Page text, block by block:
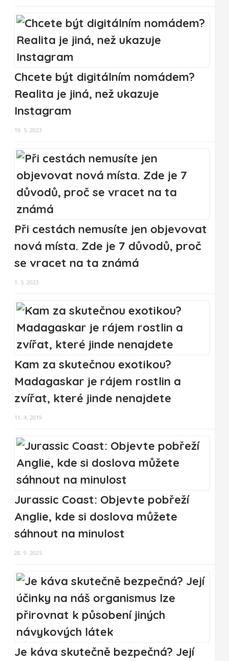
Chcete být digitálním nomádem?
Realita je jiná, než ukazuje
Instagram
19. 5. 2023
Při cestách nemusíte jen objevovat
nová místa. Zde je 7 důvodů, proč
se vracet na ta známá
1. 5. 2023
Kam za skutečnou exotikou?
Madagaskar je rájem rostlin a
zvířat, které jinde nenajdete
11. 4. 2019
Jurassic Coast: Objevte pobřeží
Anglie, kde si doslova můžete
sáhnout na minulost
28. 9. 2025
Je káva skutečně bezpečná? Její